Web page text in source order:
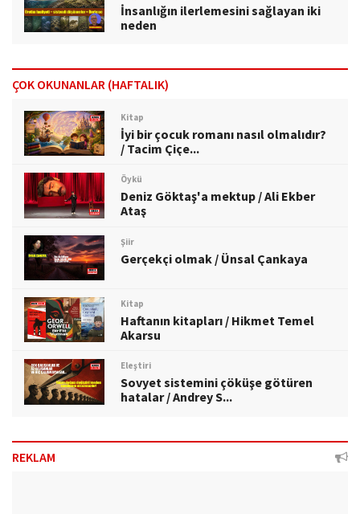
İnsanlığın ilerlemesini sağlayan iki
neden
ÇOK OKUNANLAR (HAFTALIK)
Kitap
İyi bir çocuk romanı nasıl olmalıdır?
/ Tacim Çiçe...
Öykü
Deniz Göktaş'a mektup / Ali Ekber
Ataş
Şiir
Gerçekçi olmak / Ünsal Çankaya
Kitap
Haftanın kitapları / Hikmet Temel
Akarsu
Eleştiri
Sovyet sistemini çöküşe götüren
hatalar / Andrey S...
REKLAM